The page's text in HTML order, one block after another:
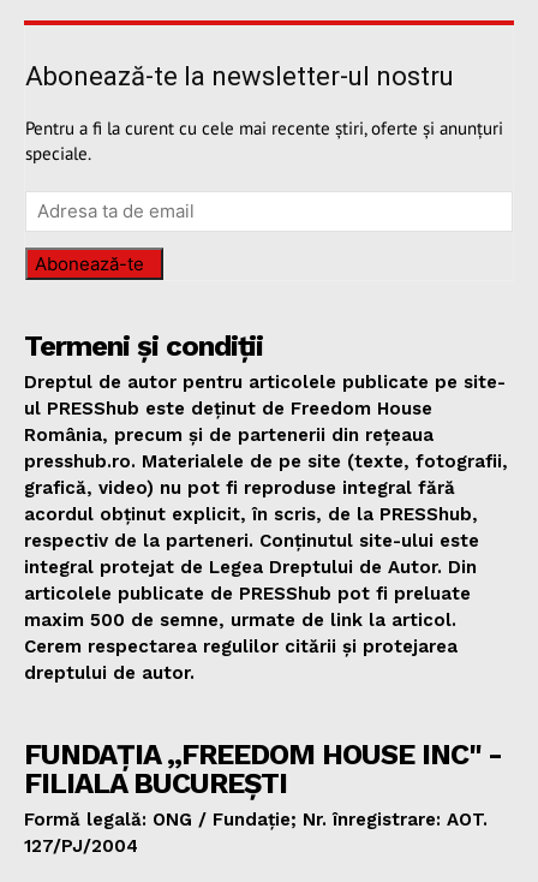
Abonează-te la newsletter-ul nostru
Pentru a fi la curent cu cele mai recente știri, oferte și anunțuri
speciale.
Abonează-te
Termeni și condiții
Dreptul de autor pentru articolele publicate pe site-
ul PRESShub este deținut de Freedom House
România, precum și de partenerii din rețeaua
presshub.ro. Materialele de pe site (texte, fotografii,
grafică, video) nu pot fi reproduse integral fără
acordul obținut explicit, în scris, de la PRESShub,
respectiv de la parteneri. Conținutul site-ului este
integral protejat de Legea Dreptului de Autor. Din
articolele publicate de PRESShub pot fi preluate
maxim 500 de semne, urmate de link la articol.
Cerem respectarea regulilor citării și protejarea
dreptului de autor.
FUNDAȚIA „FREEDOM HOUSE INC" -
FILIALA BUCUREȘTI
Formă legală: ONG / Fundație; Nr. înregistrare: AOT.
127/PJ/2004